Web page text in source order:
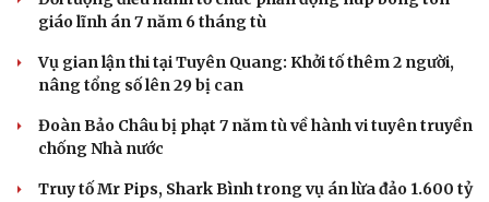
Bàn giao nhóm đối tượng bị Interpol truy nã đỏ,
lừa đảo hơn 327 tỷ đồng
Khám xét khẩn cấp nhà Bùi Xuân Huấn (Huấn Hoa
Hồng)
Khởi tố 2 vụ án xâm phạm quyền sở hữu công nghiệp tại